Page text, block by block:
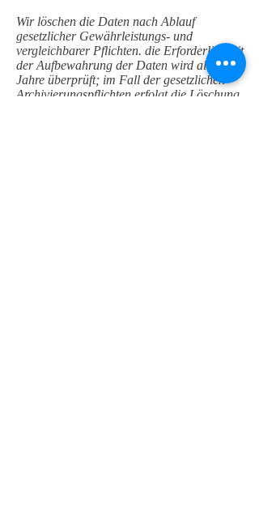
Wir löschen die Daten nach Ablauf
gesetzlicher Gewährleistungs- und
vergleichbarer Pflichten. die Erforderlichkeit
der Aufbewahrung der Daten wird alle drei
Jahre überprüft; im Fall der gesetzlichen
Archivierungspflichten erfolgt die Löschung